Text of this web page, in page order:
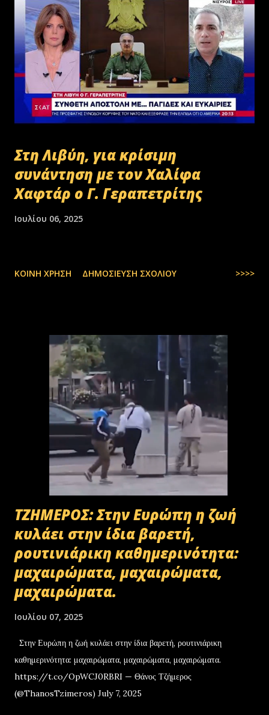
Στη Λιβύη, για κρίσιμη
συνάντηση με τον Χαλίφα
Χαφτάρ ο Γ. Γεραπετρίτης
Ιουλίου 06, 2025
ΚΟΙΝΉ ΧΡΉΣΗ ΔΗΜΟΣΊΕΥΣΗ ΣΧΟΛΊΟΥ >>>>
ΤΖΗΜΕΡΟΣ: Στην Ευρώπη η ζωή
κυλάει στην ίδια βαρετή,
ρουτινιάρικη καθημερινότητα:
μαχαιρώματα, μαχαιρώματα,
μαχαιρώματα.
Ιουλίου 07, 2025
Στην Ευρώπη η ζωή κυλάει στην ίδια βαρετή, ρουτινιάρικη
καθημερινότητα: μαχαιρώματα, μαχαιρώματα, μαχαιρώματα.
https://t.co/OpWCJ0RBRI — Θάνος Τζήμερος
(@ThanosTzimeros) July 7, 2025